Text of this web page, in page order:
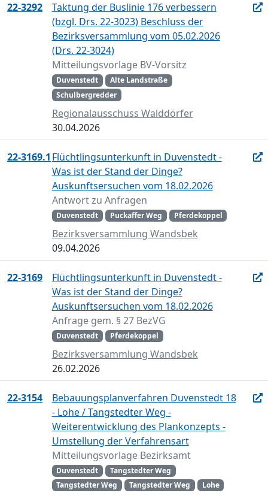
22-3292
Taktung der Buslinie 176 verbessern
(bzgl. Drs. 22-3023) Beschluss der
Bezirksversammlung vom 05.02.2026
(Drs. 22-3024)
Mitteilungsvorlage BV-Vorsitz
Duvenstedt
Alte Landstraße
Schulbergredder
Regionalausschuss Walddörfer
30.04.2026
22-3169.1 Flüchtlingsunterkunft in Duvenstedt -
Was ist der Stand der Dinge?
Auskunftsersuchen vom 18.02.2026
Antwort zu Anfragen
Duvenstedt Puckaffer Weg Pferdekoppel
Bezirksversammlung Wandsbek
09.04.2026
22-3169
Flüchtlingsunterkunft in Duvenstedt -
Was ist der Stand der Dinge?
Auskunftsersuchen vom 18.02.2026
Anfrage gem. § 27 BezVG
Duvenstedt Pferdekoppel
Bezirksversammlung Wandsbek
26.02.2026
22-3154
Bebauungsplanverfahren Duvenstedt 18
- Lohe / Tangstedter Weg -
Weiterentwicklung des Plankonzepts -
Umstellung der Verfahrensart
Mitteilungsvorlage Bezirksamt
Duvenstedt
Tangstedter Weg
Tangstedter Weg
Tangstedter Weg Lohe